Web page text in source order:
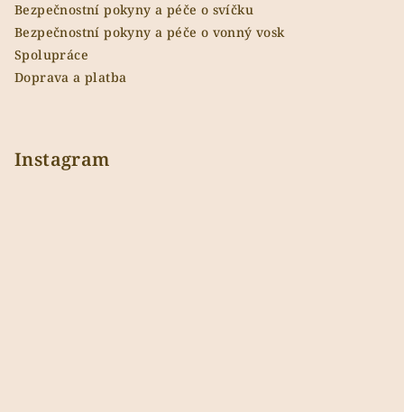
Bezpečnostní pokyny a péče o svíčku
Bezpečnostní pokyny a péče o vonný vosk
Spolupráce
Doprava a platba
Instagram